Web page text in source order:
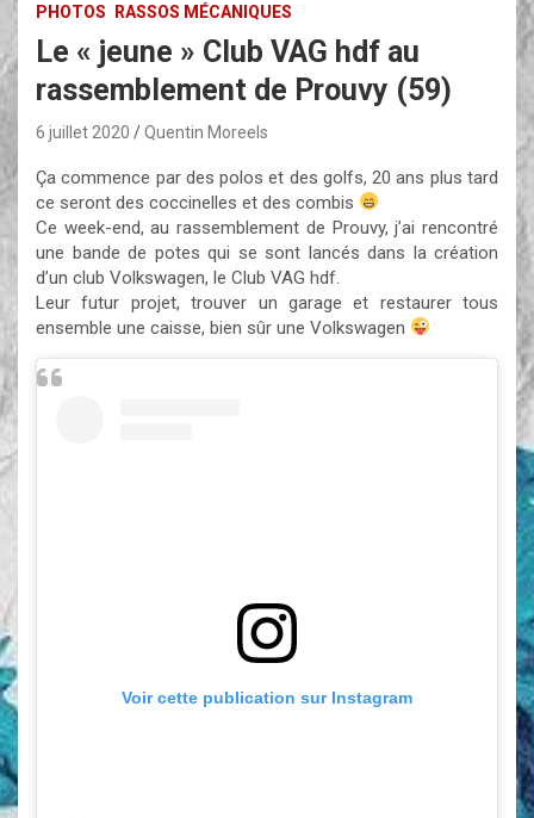
PHOTOS RASSOS MÉCANIQUES
Le « jeune » Club VAG hdf au
rassemblement de Prouvy (59)
6 juillet 2020 Quentin Moreels
Ça commence par des polos et des golfs, 20 ans plus tard
ce seront des coccinelles et des combis
Ce week-end, au rassemblement de Prouvy, j’ai rencontré
une bande de potes qui se sont lancés dans la création
d’un club Volkswagen, le Club VAG hdf.
Leur futur projet, trouver un garage et restaurer tous
ensemble une caisse, bien sûr une Volkswagen
Voir cette publication sur Instagram